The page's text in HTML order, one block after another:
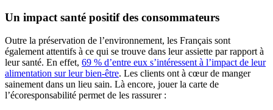
Un impact santé positif des consommateurs
Outre la préservation de l’environnement, les Français sont
également attentifs à ce qui se trouve dans leur assiette par rapport à
leur santé. En effet, 69 % d’entre eux s’intéressent à l’impact de leur
alimentation sur leur bien-être. Les clients ont à cœur de manger
sainement dans un lieu sain. Là encore, jouer la carte de
l’écoresponsabilité permet de les rassurer :